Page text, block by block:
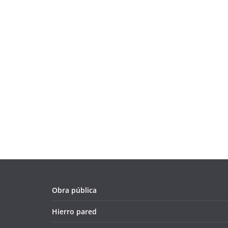
Obra pública
Hierro pared